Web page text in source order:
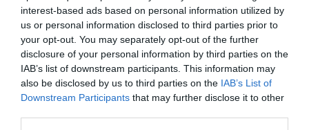
interest-based ads based on personal information utilized by
us or personal information disclosed to third parties prior to
your opt-out. You may separately opt-out of the further
disclosure of your personal information by third parties on the
IAB’s list of downstream participants. This information may
also be disclosed by us to third parties on the IAB’s List of
Downstream Participants that may further disclose it to other
Eminensek és vesztesek
A többi csapat közül kiemelkedik a Sheffield és a Burnley előbbi 11
utóbbi 8 helyet javított a helyezésén a pénzügyi sorrendhez képest!
De a Soton és a Wolves is jó szezont futott.
Az említett Ágyúsokon kívül (-2 pozíció), az Everton (-3) rajongói
sem boldogok. Míg a negatív “győztesek” a kiesés rémétől végig